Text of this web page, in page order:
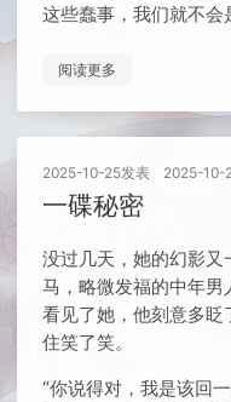
这些蠢事，我们就不会
阅读更多
2025-10-25发表 2025-10-
一碟秘密
没过几天，她的幻影
马，略微发福的中年
看见了她，他刻意多
住笑了笑。
“你说得对，我是该回